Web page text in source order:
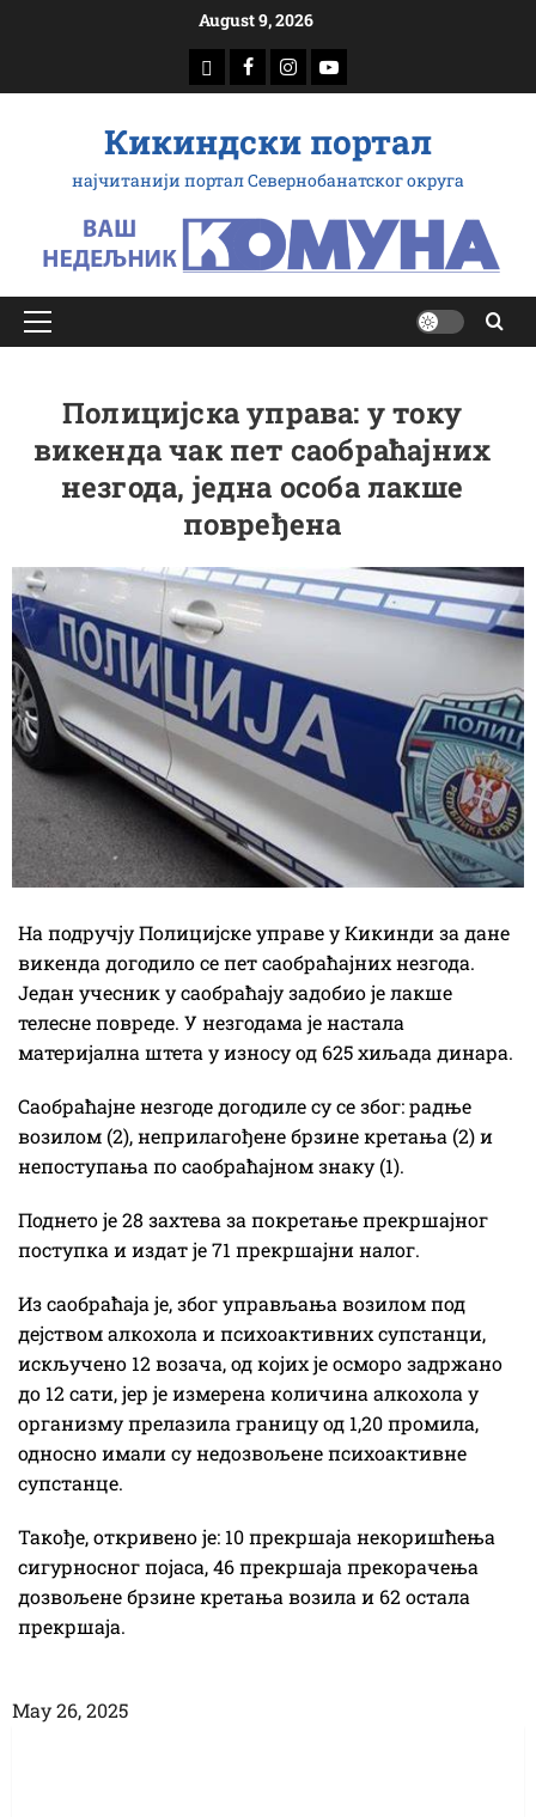
August 9, 2026
доwнлоад
Фацебоок
Инстаграм
Yоутубе
Кикиндски портал
најчитанији портал Севернобанатског округа
Примарy
Полицијска управа: у току
викенда чак пет саобраћајних
незгода, једна особа лакше
повређена
На подручју Полицијске управе у Кикинди за дане
викенда догодило се пет саобраћајних незгода.
Један учесник у саобраћају задобио је лакше
телесне повреде. У незгодама је настала
материјална штета у износу од 625 хиљада динара.
Саобраћајне незгоде догодиле су се због: радње
возилом (2), неприлагођене брзине кретања (2) и
непоступања по саобраћајном знаку (1).
Поднето је 28 захтева за покретање прекршајног
поступка и издат је 71 прекршајни налог.
Из саобраћаја је, због управљања возилом под
дејством алкохола и психоактивних супстанци,
искључено 12 возача, од којих је осморо задржано
до 12 сати, јер је измерена количина алкохола у
организму прелазила границу од 1,20 промила,
односно имали су недозвољене психоактивне
супстанце.
Такође, откривено је: 10 прекршаја некоришћења
сигурносног појаса, 46 прекршаја прекорачења
дозвољене брзине кретања возила и 62 остала
прекршаја.
Маy 26, 2025